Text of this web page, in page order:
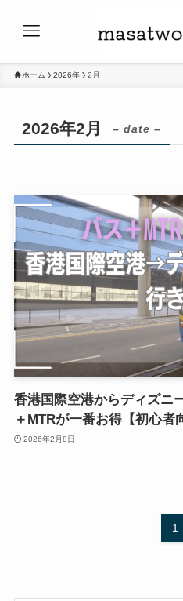
ホーム 2026年 2月
2026年2月 – date –
香港国際空港からディズニ
＋MTRが一番お得【初心者
2026年2月8日
1